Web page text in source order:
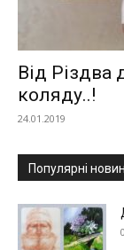
Від
коляду..!
24.01.2019
Популярні